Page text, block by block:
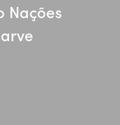
Nações